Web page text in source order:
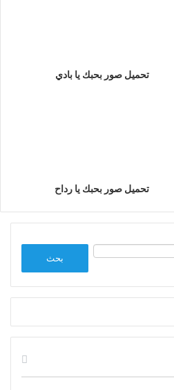
تحميل صور بحبك يا بادي
تحميل صور بحبك يا رداح